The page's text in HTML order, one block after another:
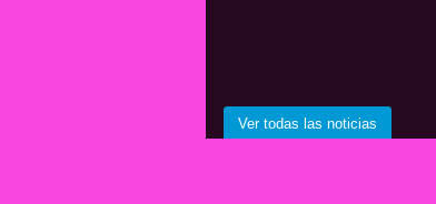
Ver todas las noticias